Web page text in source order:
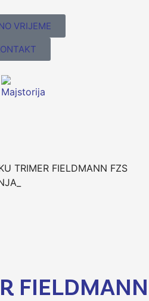
VRIJEME
TRIMER FIELDMANN FZS
FIELDMANN